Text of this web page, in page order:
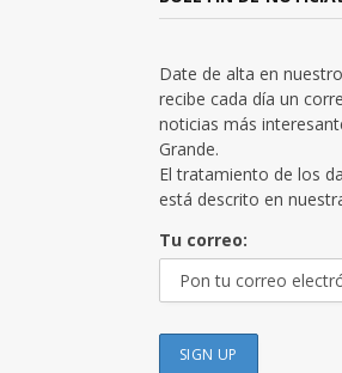
Date de alta en
recibe cada día un
noticias más
Grande.
El tratamiento de los
está descrito en
Tu correo: